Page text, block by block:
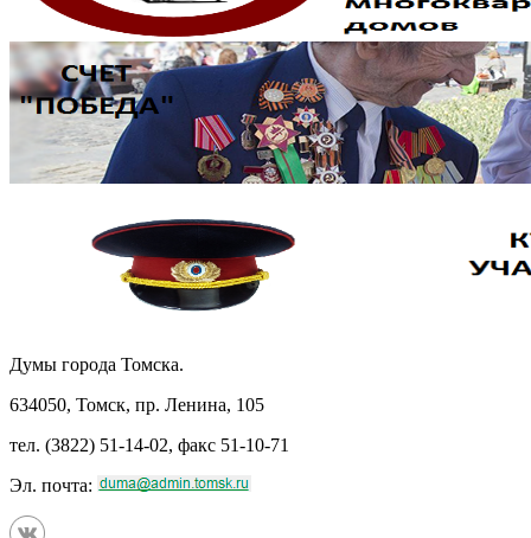
Думы города Томска.
634050, Томск, пр. Ленина, 105
тел. (3822) 51-14-02, факс 51-10-71
Эл. почта: